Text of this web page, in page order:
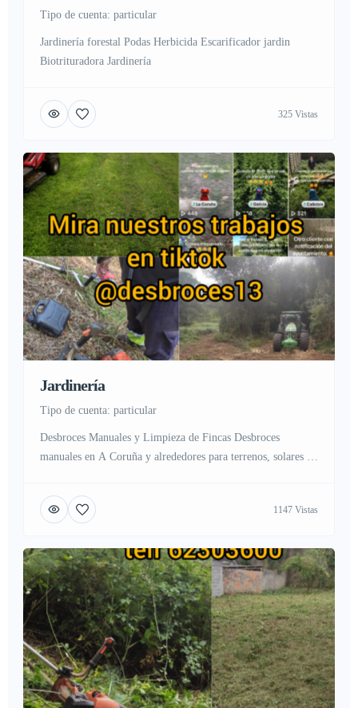
tipo de cuenta: particular
Jardinería forestal Podas Herbicida Escarificador jardin
Biotrituradora Jardinería
325 Vistas
Jardinería
tipo de cuenta: particular
Desbroces Manuales y Limpieza de Fincas Desbroces
manuales en A Coruña y alrededores para terrenos, solares y
de incendios forestales mediante desbroces en zonas rurales y
periurbanas. Eliminación de hierba en caminos, muros y
con experiencia y formación […]
1147 Vistas